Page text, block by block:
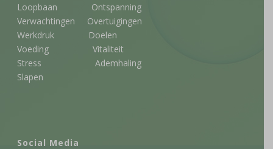
Loopbaan
Ontspanning
Verwachtingen
Overtuigingen
Werkdruk
Doelen
Voeding
Vitaliteit
Stress
Ademhaling
Slapen
Social Media